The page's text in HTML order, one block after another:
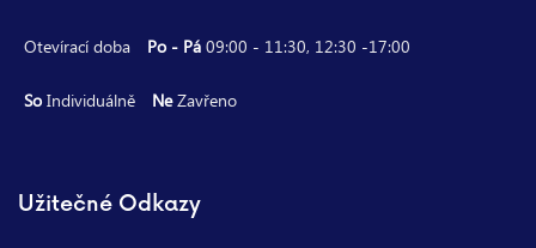
Otevírací doba Po - Pá 09:00 - 11:30, 12:30 -17:00
So Individuálně NeZavřeno
Užitečné Odkazy